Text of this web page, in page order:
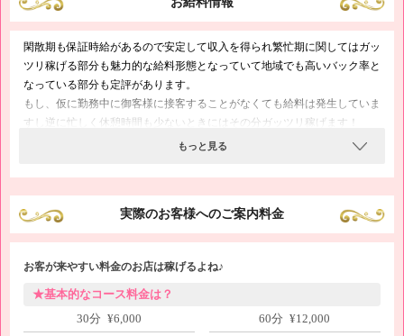
閑散期も保証時給があるので安定して収入を得られ繁忙期に関してはガッ
ツリ稼げる部分も魅力的な給料形態となっていて地域でも高いバック率と
なっている部分も定評があります。
もし、仮に勤務中に御客様に接客することがなくても給料は発生していま
すし逆に忙しく休憩時間も少ないときにはその分ガッツリ稼げます！
もっと見る
実際のお客様へのご案内料金
お客が来やすい料金のお店は稼げるよね♪
★基本的なコース料金は？
30分 ¥6,000
60分 ¥12,000